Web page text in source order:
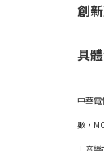
創
具
中華
數，